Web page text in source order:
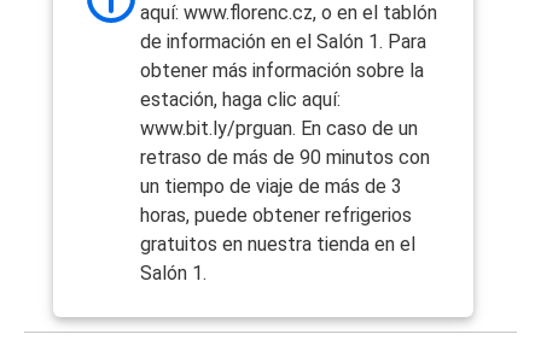
aquí: www.florenc.cz, o en el tablón
de información en el Salón 1. Para
obtener más información sobre la
estación, haga clic aquí:
www.bit.ly/prguan. En caso de un
retraso de más de 90 minutos con
un tiempo de viaje de más de 3
horas, puede obtener refrigerios
gratuitos en nuestra tienda en el
Salón 1.